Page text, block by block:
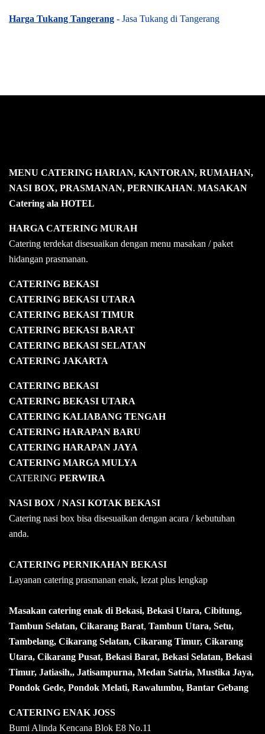
Harga Tukang Tangerang - Jasa Tukang di Tangerang
MENU CATERING HARIAN, KANTORAN, RUMAHAN,
NASI BOX, PRASMANAN, PERNIKAHAN. MASAKAN
Catering ala HOTEL
HARGA CATERING MURAH
Catering terdekat disesuaikan dengan menu masakan / paket
hidangan prasmanan.
CATERING BEKASI
CATERING BEKASI UTARA
CATERING BEKASI TIMUR
CATERING BEKASI BARAT
CATERING BEKASI SELATAN
CATERING JAKARTA
CATERING BEKASI
CATERING BEKASI UTARA
CATERING KALIABANG TENGAH
CATERING HARAPAN BARU
CATERING HARAPAN JAYA
CATERING MARGA MULYA
CATERING PERWIRA
NASI BOX / NASI KOTAK BEKASI
Catering nasi box bisa disesuaikan dengan acara / kebutuhan
anda.
CATERING PERNIKAHAN BEKASI
Layanan catering prasmanan enak, lezat plus lengkap
Masakan catering enak di Bekasi, Bekasi Utara, Cibitung,
Tambun Selatan, Cikarang Barat, Tambun Utara, Setu,
Tambelang, Cikarang Selatan, Cikarang Timur, Cikarang
Utara, Cikarang Pusat, Bekasi Barat, Bekasi Selatan, Bekasi
Timur, Jatiasih,, Jatisampurna, Medan Satria, Mustika Jaya,
Pondok Gede, Pondok Melati, Rawalumbu, Bantar Gebang
CATERING ENAK JOSS
Bumi Alinda Kencana Blok E8 No.11